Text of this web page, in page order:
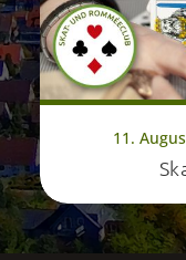
11.